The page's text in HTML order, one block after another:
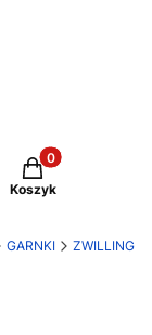
Produkty w
Koszyk
GARNKI ZWILLING